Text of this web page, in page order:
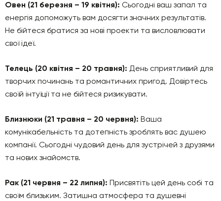
Овен (21 березня – 19 квітня): Сьогодні ваш запал та
енергія допоможуть вам досягти значних результатів.
Не бійтеся братися за нові проекти та висловлювати
свої ідеї.
Телець (20 квітня – 20 травня): День сприятливий для
творчих починань та романтичних пригод. Довіртесь
своїй інтуїції та не бійтеся ризикувати.
Близнюки (21 травня – 20 червня): Ваша
комунікабельність та дотепність зроблять вас душею
компанії. Сьогодні чудовий день для зустрічей з друзями
та нових знайомств.
Рак (21 червня – 22 липня): Присвятіть цей день собі та
своїм близьким. Затишна атмосфера та душевні